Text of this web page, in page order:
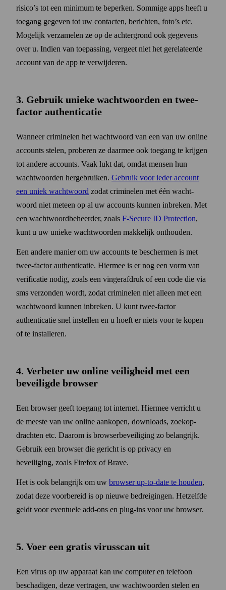
risico’s tot een minimum te beperken. Sommige apps heeft u
toegang gegeven tot uw contacten, berichten, foto’s etc.
Mogelijk verzamelen ze op de achter­grond ook gegevens
over u. Indien van toepassing, vergeet niet het gerelateerde
account van de app te verwijderen.
3. Gebruik unieke wacht­woorden en twee-
factor authenticatie
Wanneer criminelen het wacht­woord van een van uw online
accounts stelen, proberen ze daarmee ook toegang te krijgen
tot andere accounts. Vaak lukt dat, omdat mensen hun
wacht­woorden hergebruiken. Gebruik voor ieder account
een uniek wacht­woord zodat criminelen met één wacht­
woord niet meteen op al uw accounts kunnen inbreken. Met
een wacht­woord­beheerder, zoals F‑Secure ID Protection,
kunt u uw unieke wacht­woorden makkelijk onthouden.
Een andere manier om uw accounts te beschermen is met
twee-factor authenticatie. Hiermee is er nog een vorm van
verificatie nodig, zoals een vingerafdruk of een code die via
sms verzonden wordt, zodat criminelen niet alleen met een
wacht­woord kunnen inbreken. U kunt twee-factor
authenticatie snel instellen en u hoeft er niets voor te kopen
of te installeren.
4. Verbeter uw online veiligheid met een
beveiligde browser
Een browser geeft toegang tot internet. Hiermee verricht u
de meeste van uw online aankopen, down­loads, zoekop­
drachten etc. Daarom is browser­beveiliging zo belangrijk.
Gebruik een browser die gericht is op privacy en
beveiliging, zoals Firefox of Brave.
Het is ook belangrijk om uw browser up-to-date te houden,
zodat deze voor­bereid is op nieuwe bedreigingen. Hetzelfde
geldt voor eventuele add-ons en plug-ins voor uw browser.
5. Voer een gratis virus­scan uit
Een virus op uw apparaat kan uw computer en telefoon
beschadigen, deze vertragen, uw wacht­woorden stelen en